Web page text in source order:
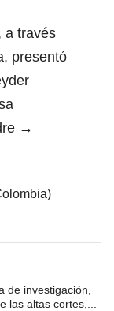
a través
presentó
→
de investigación,
las altas cortes,